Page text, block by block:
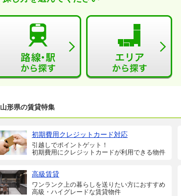
山形県の賃貸特集
初期費用クレジットカード対応
引越しでポイントゲット！
初期費用にクレジットカードが利用できる物件
高級賃貸
ワンランク上の暮らしを送りたい方におすすめ
高級・ハイグレードな賃貸物件